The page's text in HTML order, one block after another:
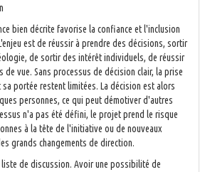
bien décrite favorise la confiance et l'inclusion
est de réussir à prendre des décisions, sortir
de sortir des intérêt individuels, de réussir
vue. Sans processus de décision clair, la prise
portée restent limitées. La décision est alors
personnes, ce qui peut démotiver d'autres
n'a pas été défini, le projet prend le risque
à la tête de l'initiative ou de nouveaux
grands changements de direction.
de discussion. Avoir une possibilité de